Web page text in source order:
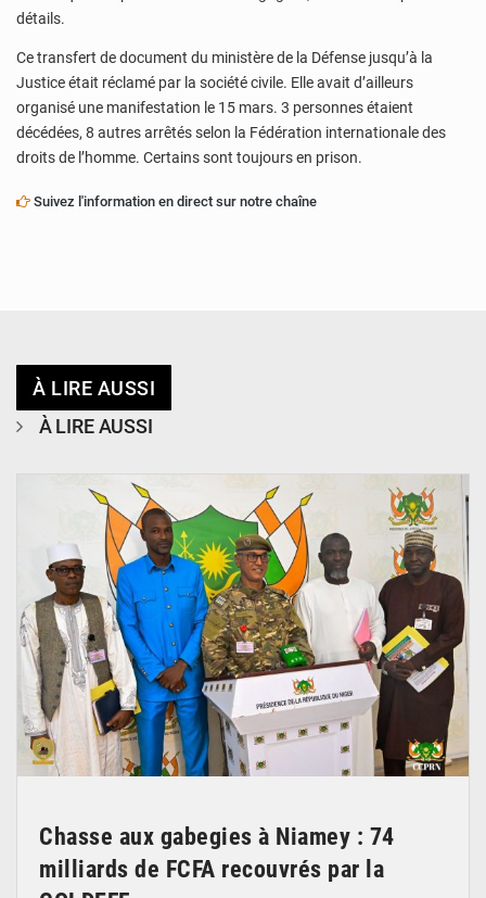
détails.
Ce transfert de document du ministère de la Défense jusqu’à la
Justice était réclamé par la société civile. Elle avait d’ailleurs
organisé une manifestation le 15 mars. 3 personnes étaient
décédées, 8 autres arrêtés selon la Fédération internationale des
droits de l’homme. Certains sont toujours en prison.
Suivez l'information en direct sur notre chaîne
À LIRE AUSSI
À LIRE AUSSI
Chasse aux gabegies à Niamey : 74
milliards de FCFA recouvrés par la